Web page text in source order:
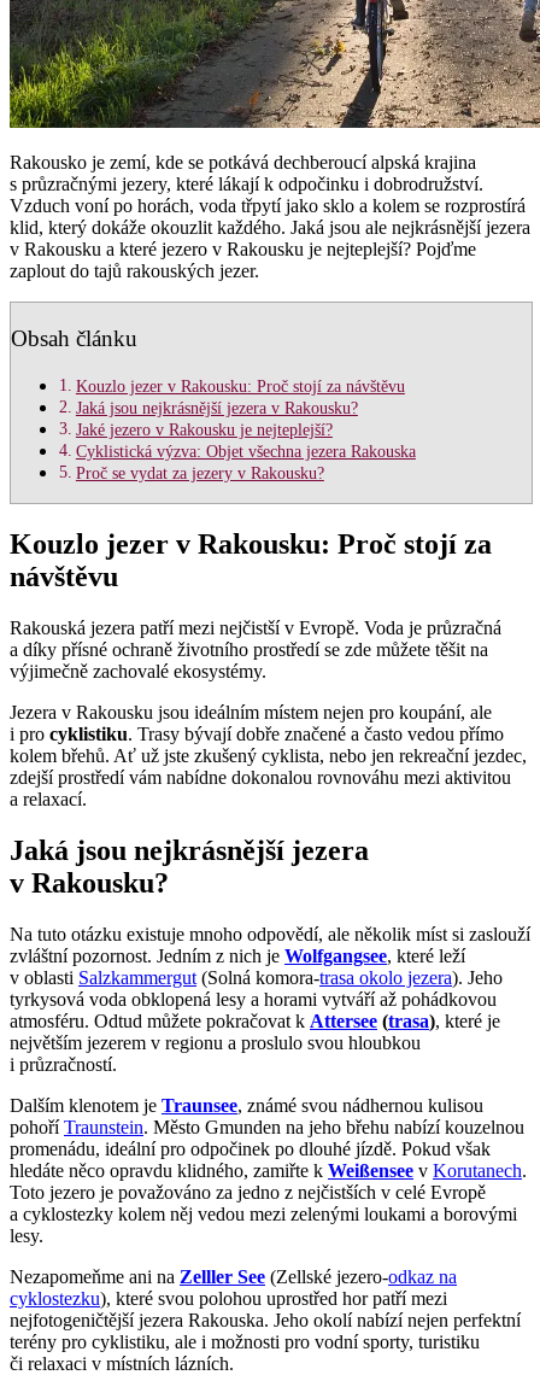
Rakousko je zemí, kde se potkává dechberoucí alpská krajina
s průzračnými jezery, které lákají k odpočinku i dobrodružství.
Vzduch voní po horách, voda třpytí jako sklo a kolem se rozprostírá
klid, který dokáže okouzlit každého. Jaká jsou ale nejkrásnější jezera
v Rakousku a které jezero v Rakousku je nejteplejší? Pojďme
zaplout do tajů rakouských jezer.
Obsah článku
Kouzlo jezer v Rakousku: Proč stojí za návštěvu
Jaká jsou nejkrásnější jezera v Rakousku?
Jaké jezero v Rakousku je nejteplejší?
Cyklistická výzva: Objet všechna jezera Rakouska
Proč se vydat za jezery v Rakousku?
Kouzlo jezer v Rakousku: Proč stojí za
návštěvu
Rakouská jezera patří mezi nejčistší v Evropě. Voda je průzračná
a díky přísné ochraně životního prostředí se zde můžete těšit na
výjimečně zachovalé ekosystémy.
Jezera v Rakousku jsou ideálním místem nejen pro koupání, ale
i pro cyklistiku. Trasy bývají dobře značené a často vedou přímo
kolem břehů. Ať už jste zkušený cyklista, nebo jen rekreační jezdec,
zdejší prostředí vám nabídne dokonalou rovnováhu mezi aktivitou
a relaxací.
Jaká jsou nejkrásnější jezera
v Rakousku?
Na tuto otázku existuje mnoho odpovědí, ale několik míst si zaslouží
zvláštní pozornost. Jedním z nich je Wolfgangsee, které leží
v oblasti Salzkammergut (Solná komora-trasa okolo jezera). Jeho
tyrkysová voda obklopená lesy a horami vytváří až pohádkovou
atmosféru. Odtud můžete pokračovat k Attersee (trasa), které je
největším jezerem v regionu a proslulo svou hloubkou
i průzračností.
Dalším klenotem je Traunsee, známé svou nádhernou kulisou
pohoříTraunstein. Město Gmunden na jeho břehu nabízí kouzelnou
promenádu, ideální pro odpočinek po dlouhé jízdě. Pokud však
hledáte něco opravdu klidného, zamiřte k Weißensee v Korutanech.
Toto jezero je považováno za jedno z nejčistších v celé Evropě
a cyklostezky kolem něj vedou mezi zelenými loukami a borovými
lesy.
Nezapomeňme ani na Zelller See (Zellské jezero-odkaz na
cyklostezku), které svou polohou uprostřed hor patří mezi
nejfotogeničtější jezera Rakouska. Jeho okolí nabízí nejen perfektní
terény pro cyklistiku, ale i možnosti pro vodní sporty, turistiku
či relaxaci v místních lázních.